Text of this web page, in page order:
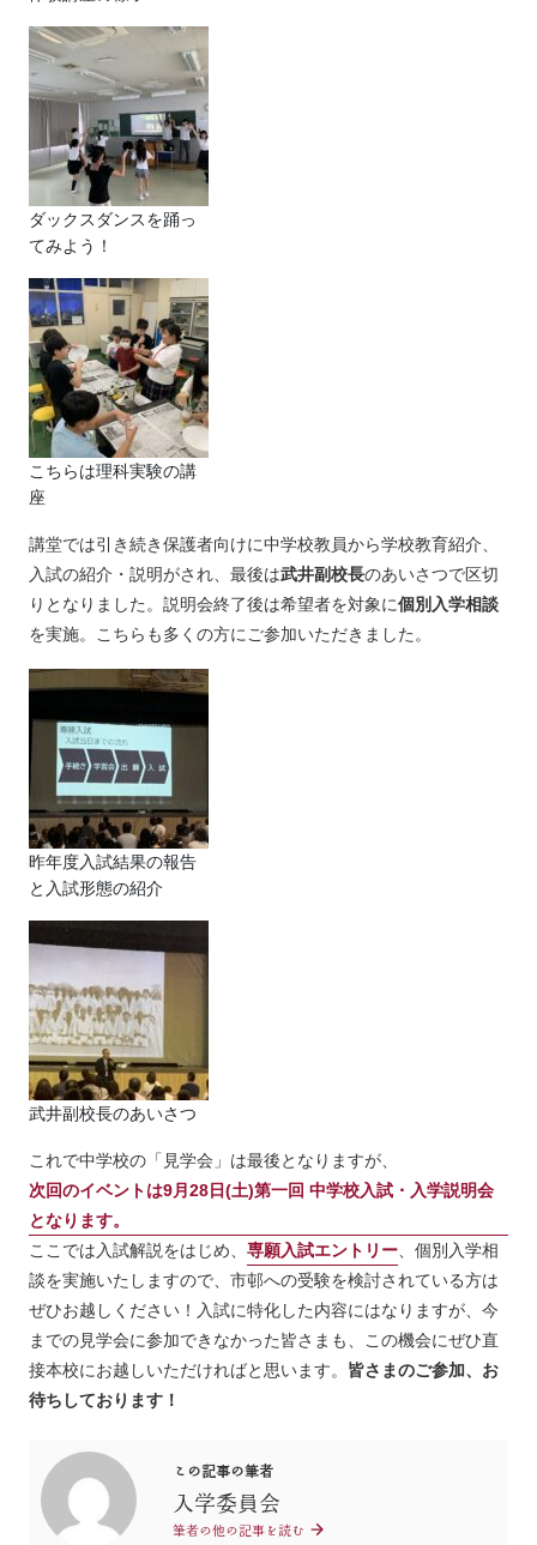
ダックスダンスを踊っ
てみよう！
こちらは理科実験の講
座
講堂では引き続き保護者向けに中学校教員から学校教育紹介、
入試の紹介・説明がされ、最後は武井副校長のあいさつで区切
りとなりました。説明会終了後は希望者を対象に個別入学相談
を実施。こちらも多くの方にご参加いただきました。
昨年度入試結果の報告
と入試形態の紹介
武井副校長のあいさつ
これで中学校の「見学会」は最後となりますが、
次回のイベントは9月28日(土)第一回 中学校入試・入学説明会
となります。
ここでは入試解説をはじめ、 専願入試エントリー、個別入学相
談を実施いたしますので、市邨への受験を検討されている方は
ぜひお越しください！入試に特化した内容にはなりますが、今
までの見学会に参加できなかった皆さまも、この機会にぜひ直
接本校にお越しいただければと思います。 皆さまのご参加、お
待ちしております！
この記事の筆者
入学委員会
筆者の他の記事を読む